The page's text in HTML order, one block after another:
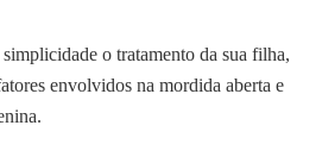
o tratamento da sua filha,
envolvidos na mordida aberta e